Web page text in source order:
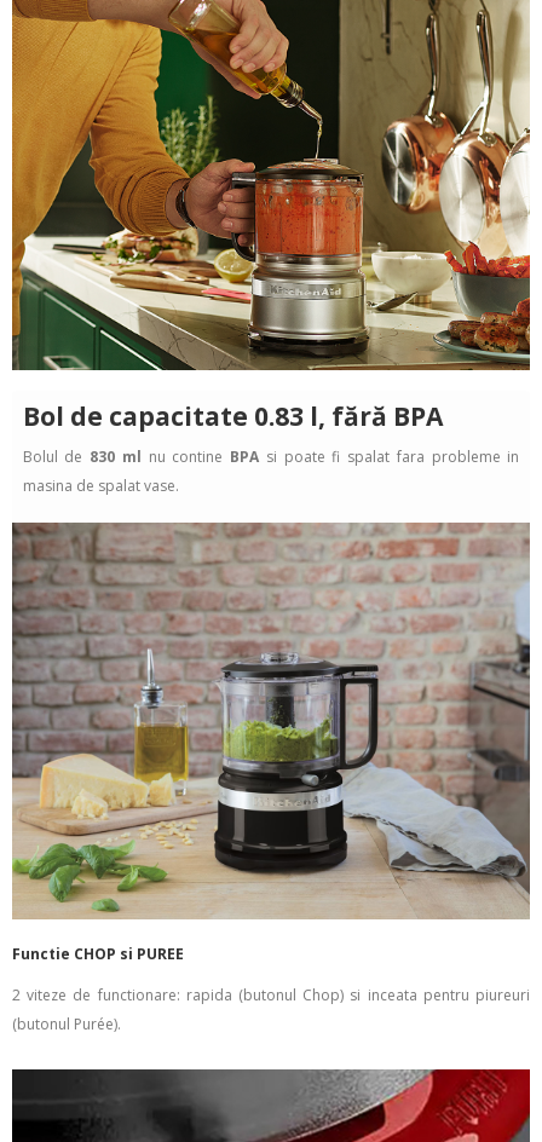
Bol de capacitate 0.83 l, fără BPA
Bolul de 830 ml nu contine BPA si poate fi spalat fara probleme in
masina de spalat vase.
Functie CHOP si PUREE
2 viteze de functionare: rapida (butonul Chop) si inceata pentru piureuri
(butonul Purée).